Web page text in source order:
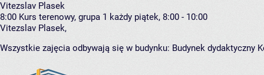
Vitezslav Plasek
8:00 Kurs terenowy, grupa 1 każdy piątek, 8:00 - 10:00
Vitezslav Plasek,
Wszystkie zajęcia odbywają się w budynku: Budynek dydaktyczny